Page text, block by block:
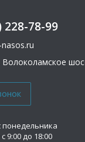
228-78-99
Волоколамское
понедельника
9:00 до 18:00